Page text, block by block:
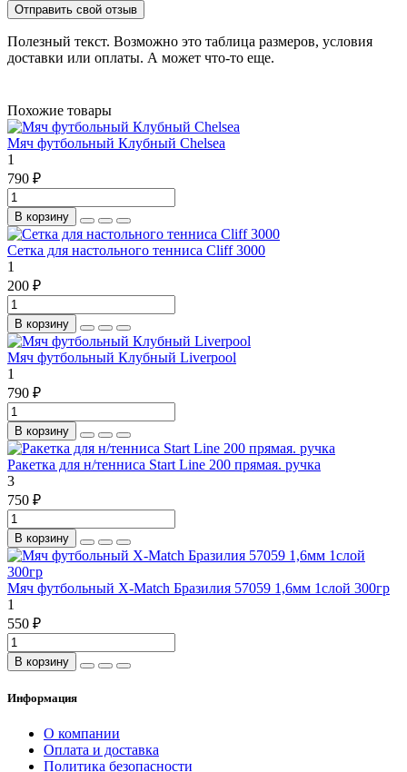
Отправить свой отзыв
Полезный текст. Возможно это таблица размеров, условия
доставки или оплаты. А может что-то еще.
Похожие товары
Мяч футбольный Клубный Chelsea
1
790 ₽
В корзину
Сетка для настольного тенниса Cliff 3000
1
200 ₽
В корзину
Мяч футбольный Клубный Liverpool
1
790 ₽
В корзину
Ракетка для н/тенниса Start Line 200 прямая. ручка
3
750 ₽
В корзину
Мяч футбольный X-Match Бразилия 57059 1,6мм 1слой 300гр
1
550 ₽
В корзину
Информация
О компании
Оплата и доставка
Политика безопасности